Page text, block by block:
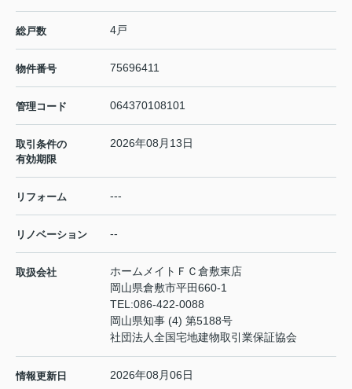
総戸数 4戸
物件番号 75696411
管理コード 064370108101
取引条件の
有効期限
2026年08月13日
リフォーム ---
リノベーション --
取扱会社
ホームメイトＦＣ倉敷東店
岡山県倉敷市平田660-1
TEL:086-422-0088
岡山県知事 (4) 第5188号
社団法人全国宅地建物取引業保証協会
情報更新日 2026年08月06日